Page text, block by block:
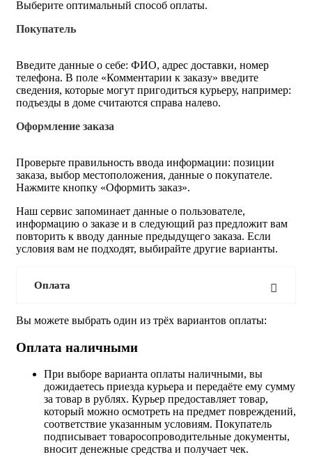
Выберите оптимальный способ оплаты.
Покупатель
Введите данные о себе: ФИО, адрес доставки, номер
телефона. В поле «Комментарии к заказу» введите
сведения, которые могут пригодиться курьеру, например:
подъезды в доме считаются справа налево.
Оформление заказа
Проверьте правильность ввода информации: позиции
заказа, выбор местоположения, данные о покупателе.
Нажмите кнопку «Оформить заказ».
Наш сервис запоминает данные о пользователе,
информацию о заказе и в следующий раз предложит вам
повторить к вводу данные предыдущего заказа. Если
условия вам не подходят, выбирайте другие варианты.
Оплата
Вы можете выбрать один из трёх вариантов оплаты:
Оплата наличными
При выборе варианта оплаты наличными, вы
дожидаетесь приезда курьера и передаёте ему сумму
за товар в рублях. Курьер предоставляет товар,
который можно осмотреть на предмет повреждений,
соответствие указанным условиям. Покупатель
подписывает товаросопроводительные документы,
вносит денежные средства и получает чек.